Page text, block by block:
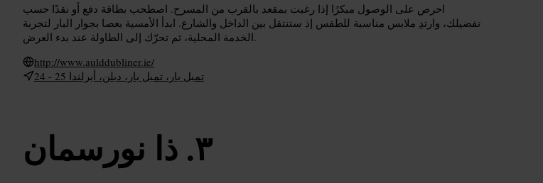
احرص على الوصول مبكرًا إذا رغبت بمقعد بالقرب من المسرح. اصطحب بطاقة دفع أو نقدًا حسب
تفضيلك، وارتدِ ملابس مناسبة للطقس إذ ستنتقل بين الداخل والشارع. ابدأ الأمسية بعصا بجوار البار لتجربة
الخدمة المحلية، ثم تحرّك إلى الطاولة عند بدء العرض.
http://www.aulddubliner.ie/
24 - 25 تمبل بار، تمبل بار، دبلن، أيرلندا
ذا نورسمان